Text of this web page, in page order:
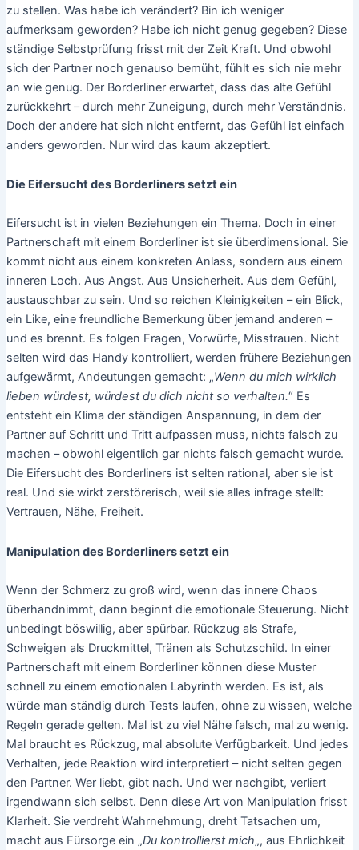
zu stellen. Was habe ich verändert? Bin ich weniger
aufmerksam geworden? Habe ich nicht genug gegeben? Diese
ständige Selbstprüfung frisst mit der Zeit Kraft. Und obwohl
sich der Partner noch genauso bemüht, fühlt es sich nie mehr
an wie genug. Der Borderliner erwartet, dass das alte Gefühl
zurückkehrt – durch mehr Zuneigung, durch mehr Verständnis.
Doch der andere hat sich nicht entfernt, das Gefühl ist einfach
anders geworden. Nur wird das kaum akzeptiert.
Die Eifersucht des Borderliners setzt ein
Eifersucht ist in vielen Beziehungen ein Thema. Doch in einer
Partnerschaft mit einem Borderliner ist sie überdimensional. Sie
kommt nicht aus einem konkreten Anlass, sondern aus einem
inneren Loch. Aus Angst. Aus Unsicherheit. Aus dem Gefühl,
austauschbar zu sein. Und so reichen Kleinigkeiten – ein Blick,
ein Like, eine freundliche Bemerkung über jemand anderen –
und es brennt. Es folgen Fragen, Vorwürfe, Misstrauen. Nicht
selten wird das Handy kontrolliert, werden frühere Beziehungen
aufgewärmt, Andeutungen gemacht: „Wenn du mich wirklich
lieben würdest, würdest du dich nicht so verhalten.“ Es
entsteht ein Klima der ständigen Anspannung, in dem der
Partner auf Schritt und Tritt aufpassen muss, nichts falsch zu
machen – obwohl eigentlich gar nichts falsch gemacht wurde.
Die Eifersucht des Borderliners ist selten rational, aber sie ist
real. Und sie wirkt zerstörerisch, weil sie alles infrage stellt:
Vertrauen, Nähe, Freiheit.
Manipulation des Borderliners setzt ein
Wenn der Schmerz zu groß wird, wenn das innere Chaos
überhandnimmt, dann beginnt die emotionale Steuerung. Nicht
unbedingt böswillig, aber spürbar. Rückzug als Strafe,
Schweigen als Druckmittel, Tränen als Schutzschild. In einer
Partnerschaft mit einem Borderliner können diese Muster
schnell zu einem emotionalen Labyrinth werden. Es ist, als
würde man ständig durch Tests laufen, ohne zu wissen, welche
Regeln gerade gelten. Mal ist zu viel Nähe falsch, mal zu wenig.
Mal braucht es Rückzug, mal absolute Verfügbarkeit. Und jedes
Verhalten, jede Reaktion wird interpretiert – nicht selten gegen
den Partner. Wer liebt, gibt nach. Und wer nachgibt, verliert
irgendwann sich selbst. Denn diese Art von Manipulation frisst
Klarheit. Sie verdreht Wahrnehmung, dreht Tatsachen um,
macht aus Fürsorge ein „Du kontrollierst mich„, aus Ehrlichkeit